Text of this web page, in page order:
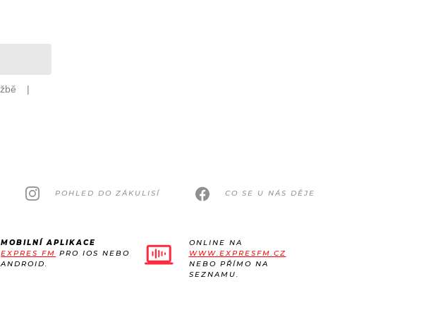
POHLED DO ZÁKULISÍ CO SE U NÁS DĚJE
MOBILNÍ APLIKACE
EXPRES FM PRO IOS NEBO
ANDROID.
ONLINE NA
WWW.EXPRESFM.CZ
NEBO PŘÍMO NA
SEZNAMU.